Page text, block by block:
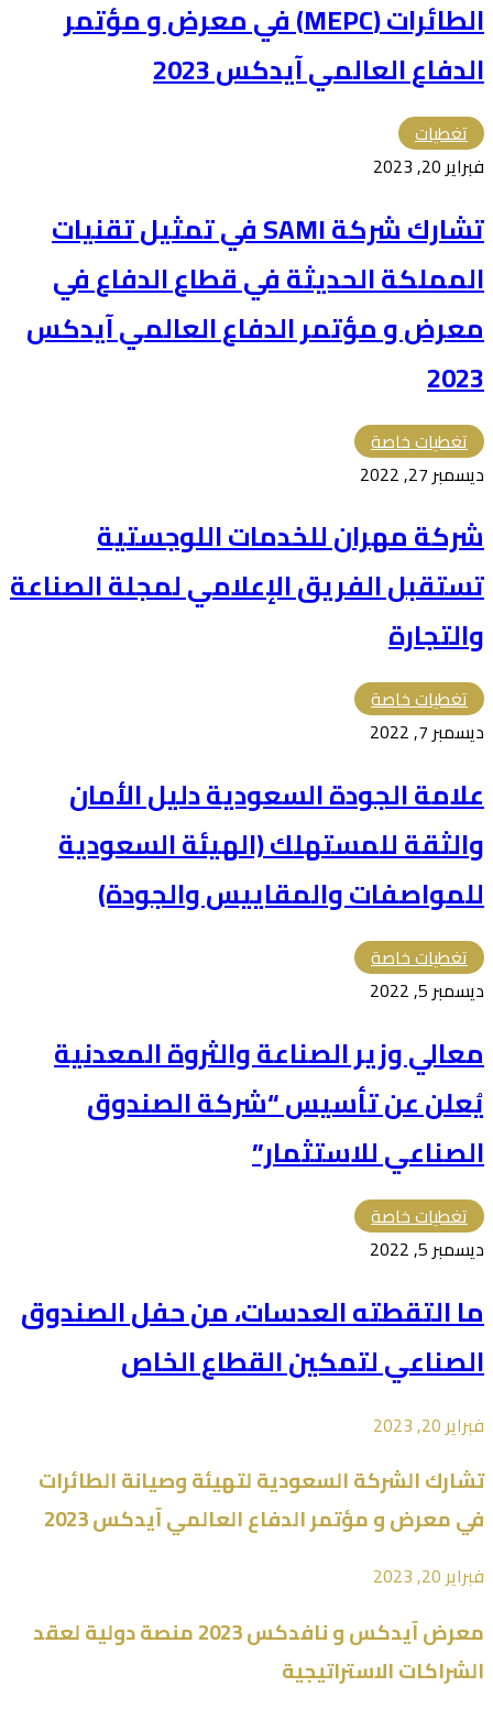
الطائرات (MEPC) في معرض و مؤتمر
الدفاع العالمي آيدكس 2023
تغطيات
فبراير 20, 2023
تشارك شركة SAMI في تمثيل تقنيات
المملكة الحديثة في قطاع الدفاع في
معرض و مؤتمر الدفاع العالمي آيدكس
2023
تغطيات خاصة
ديسمبر 27, 2022
شركة مهران للخدمات اللوجستية
تستقبل الفريق الإعلامي لمجلة الصناعة
والتجارة
تغطيات خاصة
ديسمبر 7, 2022
علامة الجودة السعودية دليل الأمان
والثقة للمستهلك (الهيئة السعودية
للمواصفات والمقاييس والجودة)
تغطيات خاصة
ديسمبر 5, 2022
معالي وزير الصناعة والثروة المعدنية
يُعلن عن تأسيس “شركة الصندوق
الصناعي للاستثمار”
تغطيات خاصة
ديسمبر 5, 2022
ما التقطته العدسات، من حفل الصندوق
الصناعي لتمكين القطاع الخاص
فبراير 20, 2023
تشارك الشركة السعودية لتهيئة وصيانة الطائرات
في معرض و مؤتمر الدفاع العالمي آيدكس 2023
فبراير 20, 2023
معرض آيدكس و نافدكس 2023 منصة دولية لعقد
الشراكات الاستراتيجية